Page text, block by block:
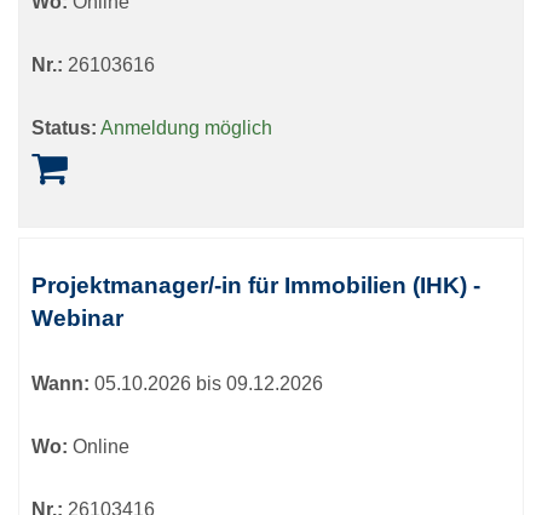
Nr.: 26103616
Status: Anmeldung möglich
Projektmanager/-in für Immobilien (IHK) -
Webinar
Wann: 05.10.2026 bis 09.12.2026
Wo: Online
Nr.: 26103416